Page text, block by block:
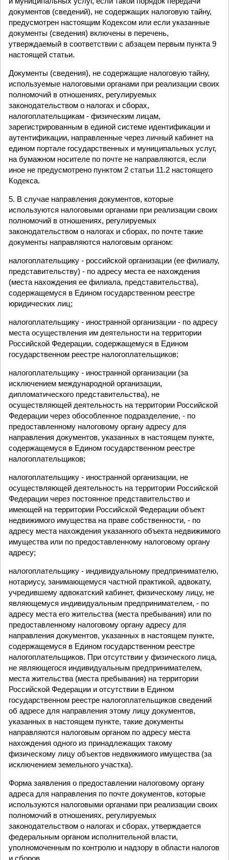
документов (сведений), не содержащих налоговую тайну,
предусмотрен настоящим Кодексом или если указанные
документы (сведения) включены в перечень,
утверждаемый в соответствии с абзацем первым пункта 9
настоящей статьи.
Документы (сведения), не содержащие налоговую тайну,
используемые налоговыми органами при реализации своих
полномочий в отношениях, регулируемых
законодательством о налогах и сборах,
налогоплательщикам - физическим лицам,
зарегистрированным в единой системе идентификации и
аутентификации, направленные через личный кабинет на
едином портале государственных и муниципальных услуг,
на бумажном носителе по почте не направляются, если
иное не предусмотрено пунктом 2 статьи 11.2 настоящего
Кодекса.
5. В случае направления документов, которые
используются налоговыми органами при реализации своих
полномочий в отношениях, регулируемых
законодательством о налогах и сборах, по почте такие
документы направляются налоговым органом:
налогоплательщику - российской организации (ее филиалу,
представительству) - по адресу места ее нахождения
(места нахождения ее филиала, представительства),
содержащемуся в Едином государственном реестре
юридических лиц;
налогоплательщику - иностранной организации - по адресу
места осуществления им деятельности на территории
Российской Федерации, содержащемуся в Едином
государственном реестре налогоплательщиков;
налогоплательщику - иностранной организации (за
исключением международной организации,
дипломатического представительства), не
осуществляющей деятельность на территории Российской
Федерации через обособленное подразделение, - по
предоставленному налоговому органу адресу для
направления документов, указанных в настоящем пункте,
содержащемуся в Едином государственном реестре
налогоплательщиков;
налогоплательщику - иностранной организации, не
осуществляющей деятельность на территории Российской
Федерации через постоянное представительство и
имеющей на территории Российской Федерации объект
недвижимого имущества на праве собственности, - по
адресу места нахождения указанного объекта недвижимого
имущества или по предоставленному налоговому органу
адресу;
налогоплательщику - индивидуальному предпринимателю,
нотариусу, занимающемуся частной практикой, адвокату,
учредившему адвокатский кабинет, физическому лицу, не
являющемуся индивидуальным предпринимателем, - по
адресу места его жительства (места пребывания) или по
предоставленному налоговому органу адресу для
направления документов, указанных в настоящем пункте,
содержащемуся в Едином государственном реестре
налогоплательщиков. При отсутствии у физического лица,
не являющегося индивидуальным предпринимателем,
места жительства (места пребывания) на территории
Российской Федерации и отсутствии в Едином
государственном реестре налогоплательщиков сведений
об адресе для направления этому лицу документов,
указанных в настоящем пункте, такие документы
направляются налоговым органом по адресу места
нахождения одного из принадлежащих такому
физическому лицу объектов недвижимого имущества (за
исключением земельного участка).
Форма заявления о предоставлении налоговому органу
адреса для направления по почте документов, которые
используются налоговыми органами при реализации своих
полномочий в отношениях, регулируемых
законодательством о налогах и сборах, утверждается
федеральным органом исполнительной власти,
уполномоченным по контролю и надзору в области налогов
и сборов.